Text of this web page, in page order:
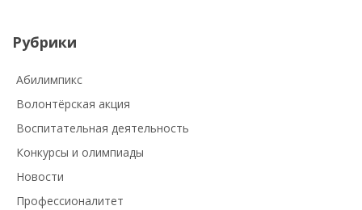
Рубрики
Абилимпикс
Волонтёрская акция
Воспитательная деятельность
Конкурсы и олимпиады
Новости
Профессионалитет